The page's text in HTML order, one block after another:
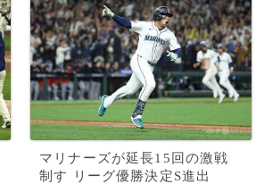
マリナーズが延長15回の激戦
制す リーグ優勝決定S進出